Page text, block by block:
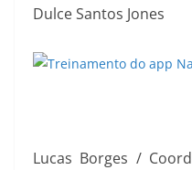
Dulce Santos Jones
Lucas Borges /